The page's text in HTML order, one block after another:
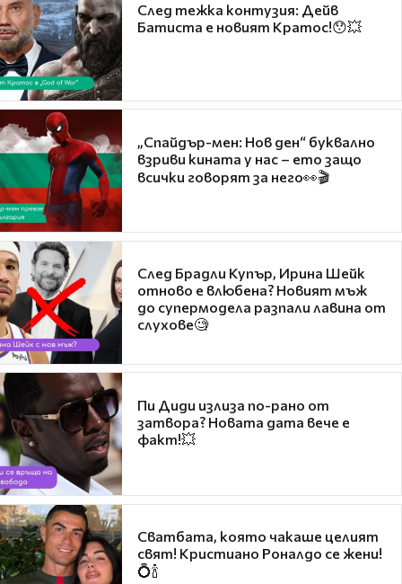
След тежка контузия: Дейв
Батиста е новият Кратос!😯💥
„Спайдър-мен: Нов ден“ буквално
взриви кината у нас – ето защо
всички говорят за него👀🎬
След Брадли Купър, Ирина Шейк
отново е влюбена? Новият мъж
до супермодела разпали лавина от
слухове🧐
Пи Диди излиза по-рано от
затвора? Новата дата вече е
факт!💥
Сватбата, която чакаше целият
свят! Кристиано Роналдо се жени!
💍🍾